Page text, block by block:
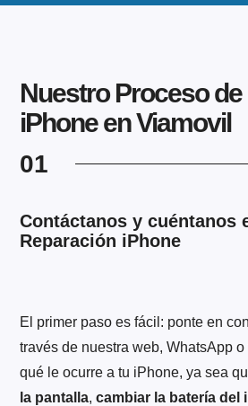
Nuestro Proceso
iPhone en Viamovil
01
Contáctanos y cuéntanos
Reparación iPhone
El primer paso es fácil: ponte en
través de nuestra web, WhatsApp
qué le ocurre a tu iPhone, ya sea
la pantalla,cambiar la batería del